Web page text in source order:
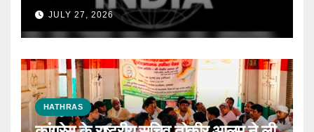
JULY 27, 2026
HATHRAS